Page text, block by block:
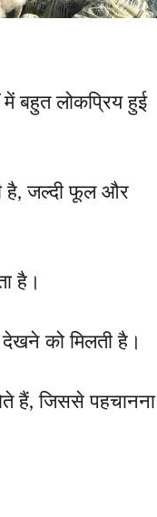
में बहुत लोकप्रिय हुई
है, जल्दी फूल और
है।
को मिलती है।
हैं, जिससे पहचानना